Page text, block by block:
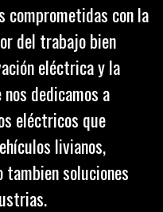
comprometidas con la
del trabajo bien
eléctrica y la
dedicamos a
eléctricos que
livianos,
tambien soluciones